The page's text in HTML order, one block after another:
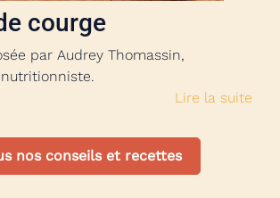
courge
par Audrey Thomassin,
Lire la suite
nos conseils et recettes